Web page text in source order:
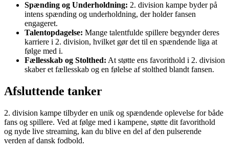
Spænding og Underholdning: 2. division kampe byder på
intens spænding og underholdning, der holder fansen
engageret.
Talentopdagelse: Mange talentfulde spillere begynder deres
karriere i 2. division, hvilket gør det til en spændende liga at
følge med i.
Fællesskab og Stolthed: At støtte ens favorithold i 2. division
skaber et fællesskab og en følelse af stolthed blandt fansen.
Afsluttende tanker
2. division kampe tilbyder en unik og spændende oplevelse for både
fans og spillere. Ved at følge med i kampene, støtte dit favorithold
og nyde live streaming, kan du blive en del af den pulserende
verden af dansk fodbold.